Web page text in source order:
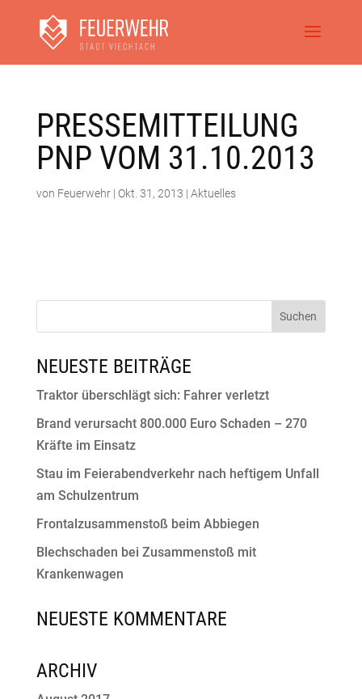
PRESSEMITTEILUNG
PNP VOM 31.10.2013
von Feuerwehr| Okt. 31, 2013 | Aktuelles
NEUESTE BEITRÄGE
Traktor überschlägt sich: Fahrer verletzt
Brand verursacht 800.000 Euro Schaden – 270
Kräfte im Einsatz
Stau im Feierabendverkehr nach heftigem Unfall
am Schulzentrum
Frontalzusammenstoß beim Abbiegen
Blechschaden bei Zusammenstoß mit
Krankenwagen
NEUESTE KOMMENTARE
ARCHIV